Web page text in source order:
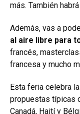
más. También
Además, vas a
al aire libre para
francés,
francesa y mucho
Esta feria celebra
propuestas típicas
Canadá, Haití y